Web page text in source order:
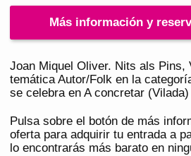
Más información y
Joan Miquel Oliver. Nits als Pins,
temática Autor/Folk en la
se celebra en A concretar
Pulsa sobre el botón de más
oferta para adquirir tu entrada a
lo encontrarás más barato en